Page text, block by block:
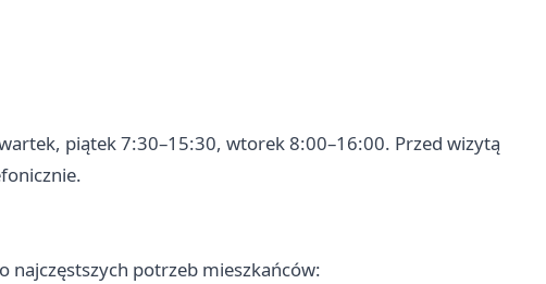
piątek 7:30–15:30, wtorek 8:00–16:00. Przed wizytą
najczęstszych potrzeb mieszkańców: